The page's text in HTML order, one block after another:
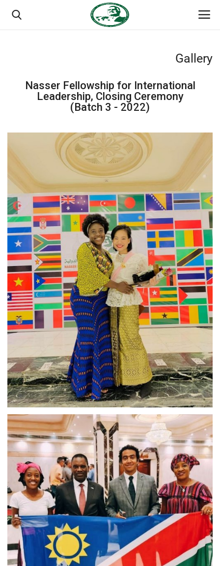
تسجيل الدخول
الصفحة الرئيسية
مدرسة الطليعة الوطنية
منتدى ناصر الدولي
حركة ناصر الشبابية
فريق العمل
إرث جمال عبدالناصر
أخبار
شروط وأحكام منحة ناصر للقيادة الدولية
منحة ناصر للقيادة الدولية
المواطن العالمي
الرواد
فرص
وثائق
الفيديوهات
الرعاة
الشركاء
Gallery
Gallery
Nasser Fellowship for International
Leadership, Closing Ceremony
(Batch 3 - 2022)